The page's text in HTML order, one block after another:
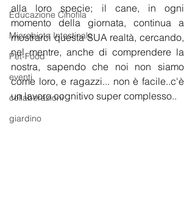
Educazione Cinofila
Microbiota Intestinale
Pet-Food
eventi
collaborazioni
giardino
alla loro specie; il cane, in ogni
momento della giornata, continua a
mostrarci questa SUA realtà, cercando,
nel mentre, anche di comprendere la
nostra, sapendo che noi non siamo
come loro, e ragazzi... non è facile..c'è
un lavoro cognitivo super complesso..